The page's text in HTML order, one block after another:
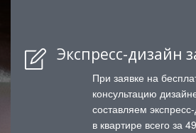
Экспресс-дизайн
При заявке на
консультацию
составляем
в квартире всего за